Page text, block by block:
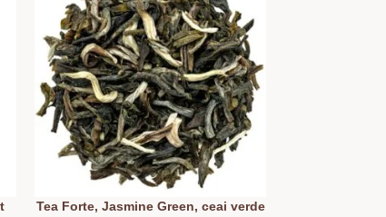
Tea Forte, Jasmine Green, ceai verde